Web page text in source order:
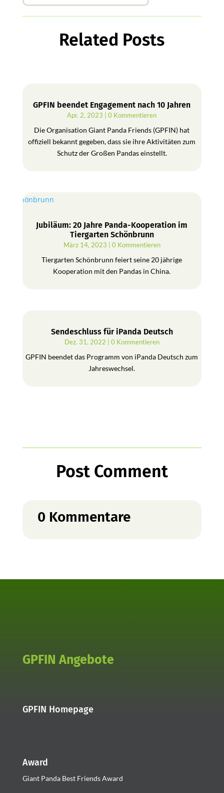
Related Posts
GPFIN beendet Engagement nach 10 Jahren
Apr. 2, 2023 | 0 Kommentieren
Die Organisation Giant Panda Friends (GPFIN) hat
offiziell bekannt gegeben, dass sie ihre Aktivitäten zum
Schutz der Großen Pandas einstellt.
Jubiläum: 20 Jahre Panda-Kooperation im
Tiergarten Schönbrunn
März 14, 2023 | 0 Kommentieren
Tiergarten Schönbrunn feiert seine 20 jährige
Kooperation mit den Pandas in China.
Sendeschluss für iPanda Deutsch
Dez. 31, 2022 | 0 Kommentieren
GPFIN beendet das Programm von iPanda Deutsch zum
Jahreswechsel.
Post Comment
0 Kommentare
GPFIN Angebote
GPFIN Homepage
Award
Giant Panda Best Friends Award